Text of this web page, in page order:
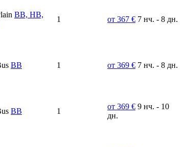
BB, HB,
1 от 367 € 7 нч. - 8 дн.
BB 1 от 369 € 7 нч. - 8 дн.
BB 1
от 369 € 9 нч. - 10
дн.